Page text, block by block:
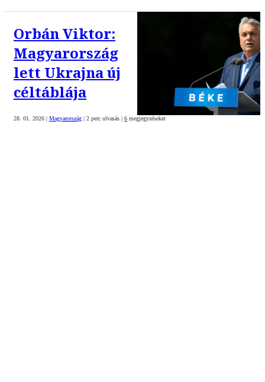
Orbán Viktor:
Magyarország
lett Ukrajna új
céltáblája
28. 01. 2026 | Magyarország | 2 perc olvasás | 6 megjegyzéseket